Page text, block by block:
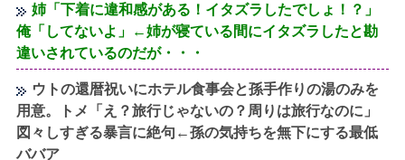
姉「下着に違和感がある！イタズラしたでしょ！？」
俺「してないよ」←姉が寝ている間にイタズラしたと勘
違いされているのだが・・・
ウトの還暦祝いにホテル食事会と孫手作りの湯のみを
用意。トメ「え？旅行じゃないの？周りは旅行なのに」
図々しすぎる暴言に絶句←孫の気持ちを無下にする最低
ババア